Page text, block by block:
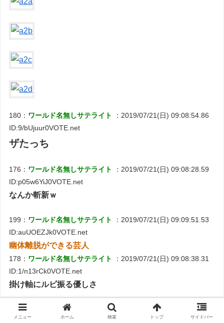
180： ワールド名無しサテライト
：2019/07/21(日) 09:08:54.86
ID:9/bUjuur0VOTE.net
ザたっち
176： ワールド名無しサテライト
：2019/07/21(日) 09:08:28.59
ID:p05w6YiJ0VOTE.net
なんか斬新ｗ
199： ワールド名無しサテライト
：2019/07/21(日) 09:09:51.53
ID:auUOEZJk0VOTE.net
幽体離脱ができる芸人
178： ワールド名無しサテライト
：2019/07/21(日) 09:08:38.31
ID:1/n13rCk0VOTE.net
掛け軸にルビ振る優しさ
182： ワールド名無しサテライト：2019/07/21(日) 09:09:09.25
ID:e/Z3uFew0VOTE.net
メニュー ホーム 検索 トップ サイドバー